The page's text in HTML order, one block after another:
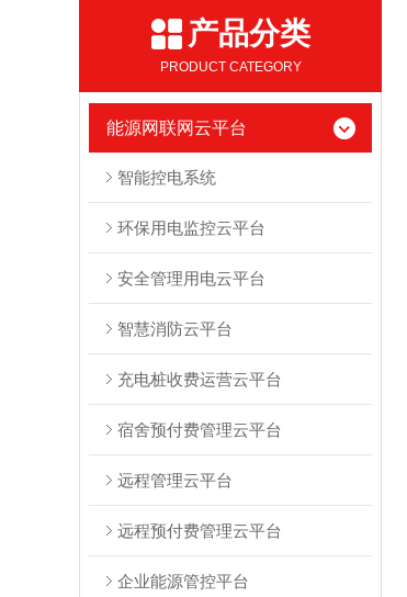
产品分类
PRODUCT CATEGORY
能源网联网云平台
智能控电系统
环保用电监控云平台
安全管理用电云平台
智慧消防云平台
充电桩收费运营云平台
宿舍预付费管理云平台
远程管理云平台
远程预付费管理云平台
企业能源管控平台